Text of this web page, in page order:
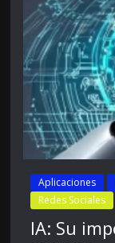
Aplicaciones
Redes Sociales
IA: Su